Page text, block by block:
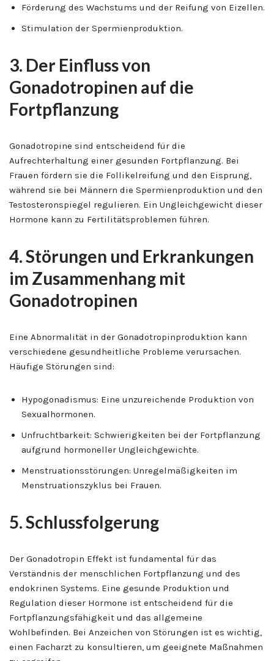
Förderung des Wachstums und der Reifung von Eizellen.
Stimulation der Spermienproduktion.
3. Der Einfluss von
Gonadotropinen auf die
Fortpflanzung
Gonadotropine sind entscheidend für die
Aufrechterhaltung einer gesunden Fortpflanzung. Bei
Frauen fördern sie die Follikelreifung und den Eisprung,
während sie bei Männern die Spermienproduktion und den
Testosteronspiegel regulieren. Ein Ungleichgewicht dieser
Hormone kann zu Fertilitätsproblemen führen.
4. Störungen und Erkrankungen
im Zusammenhang mit
Gonadotropinen
Eine Abnormalität in der Gonadotropinproduktion kann
verschiedene gesundheitliche Probleme verursachen.
Häufige Störungen sind:
Hypogonadismus: Eine unzureichende Produktion von
Sexualhormonen.
Unfruchtbarkeit: Schwierigkeiten bei der Fortpflanzung
aufgrund hormoneller Ungleichgewichte.
Menstruationsstörungen: Unregelmäßigkeiten im
Menstruationszyklus bei Frauen.
5. Schlussfolgerung
Der Gonadotropin Effekt ist fundamental für das
Verständnis der menschlichen Fortpflanzung und des
endokrinen Systems. Eine gesunde Produktion und
Regulation dieser Hormone ist entscheidend für die
Fortpflanzungsfähigkeit und das allgemeine
Wohlbefinden. Bei Anzeichen von Störungen ist es wichtig,
einen Facharzt zu konsultieren, um geeignete Maßnahmen